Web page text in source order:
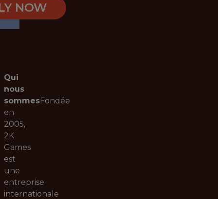
NOW
Qui
nous
sommesFondée
en
2005,
2K
Games
est
une
entreprise
internationale